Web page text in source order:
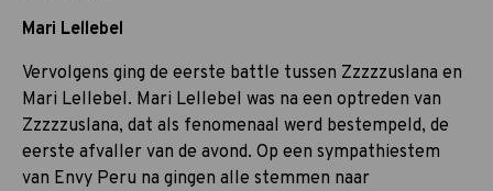
Mari Lellebel
Vervolgens ging de eerste battle tussen Zzzzzuslana en
Mari Lellebel. Mari Lellebel was na een optreden van
Zzzzzuslana, dat als fenomenaal werd bestempeld, de
eerste afvaller van de avond. Op een sympathiestem
van Envy Peru na gingen alle stemmen naar